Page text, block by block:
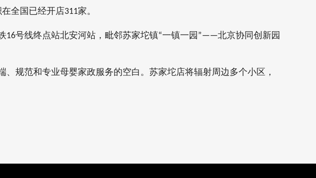
全国已经开店311家。
16号线终点站北安河站，毗邻苏家坨镇“一镇一园 ”——北京协同创新园
规范和专业母婴家政服务的空白。苏家坨店将辐射周边多个小区，